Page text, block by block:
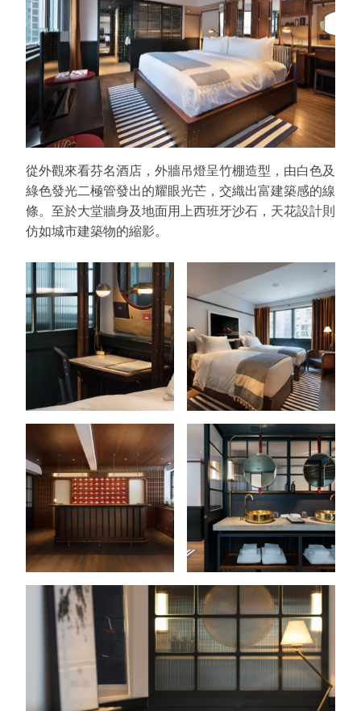
從外觀來看芬名酒店，外牆吊燈呈竹棚造型，由白色及
綠色發光二極管發出的耀眼光芒，交織出富建築感的線
條。至於大堂牆身及地面用上西班牙沙石，天花設計則
仿如城市建築物的縮影。